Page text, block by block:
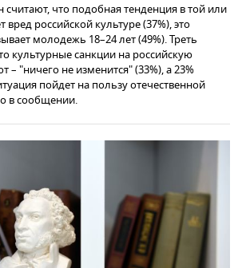
считают, что подобная тенденция в той или
вред российской культуре (37%), это
молодежь 18–24 лет (49%). Треть
культурные санкции на российскую
– "ничего не изменится" (33%), а 23%
пойдет на пользу отечественной
в сообщении.